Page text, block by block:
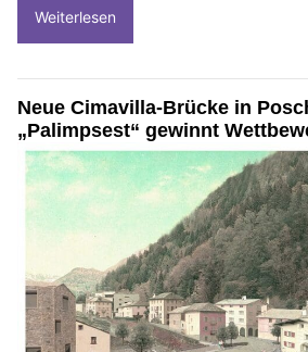
Weiterlesen
Neue Cimavilla-Brücke in
„Palimpsest“ gewinnt